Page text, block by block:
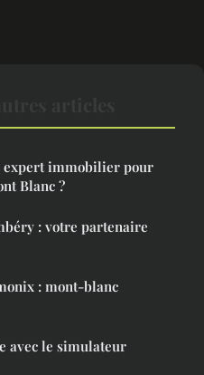
expert immobilier pour
Blanc ?
: votre partenaire
: mont-blanc
avec le simulateur